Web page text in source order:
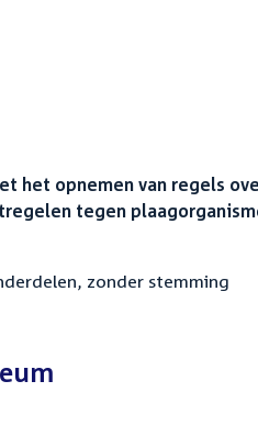
het opnemen van regels
tegen
zonder stemming